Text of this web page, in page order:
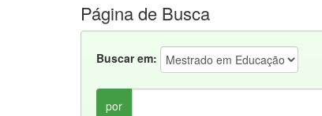
Página de Busca
Buscar em:
por